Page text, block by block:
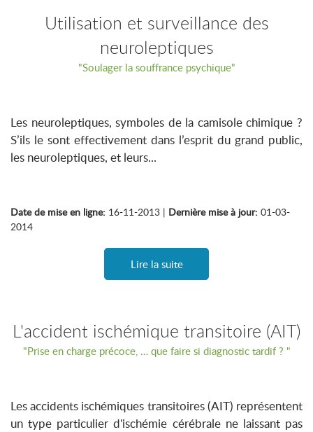
Utilisation et surveillance des
neuroleptiques
"Soulager la souffrance psychique"
Les neuroleptiques, symboles de la camisole chimique ?
S’ils le sont effectivement dans l’esprit du grand public,
les neuroleptiques, et leurs...
Date de mise en ligne: 16-11-2013 | Dernière mise à jour: 01-03-
2014
Lire la suite
L'accident ischémique transitoire (AIT)
"Prise en charge précoce, … que faire si diagnostic tardif ? "
Les accidents ischémiques transitoires (AIT) représentent
un type particulier d'ischémie cérébrale ne laissant pas